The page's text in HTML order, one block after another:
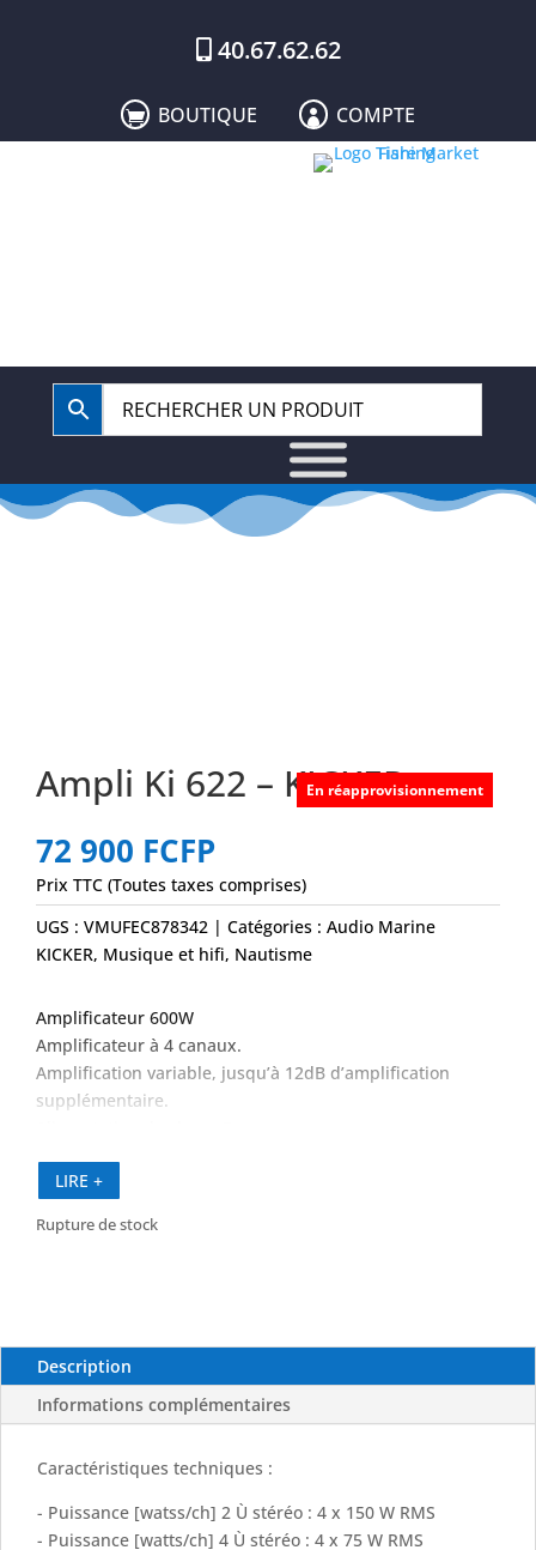
40.67.62.62
 BOUTIQUE  COMPTE
Ampli Ki 622 – KICKER
72 900 FCFP
En réapprovisionnement
Prix TTC (Toutes taxes comprises)
UGS :VMUFEC878342 Catégories :Audio Marine
KICKER, Musique et hifi, Nautisme
Amplificateur 600W
Amplificateur à 4 canaux.
Amplification variable, jusqu’à 12dB d’amplification
supplémentaire.
Cet amplificateur délivre jusqu’à 150 watts sur quatre
LIRE +
Rupture de stock
Description
Informations complémentaires
Caractéristiques techniques :
- Puissance [watss/ch] 2 Ù stéréo : 4 x 150 W RMS
- Puissance [watts/ch] 4 Ù stéréo : 4 x 75 W RMS